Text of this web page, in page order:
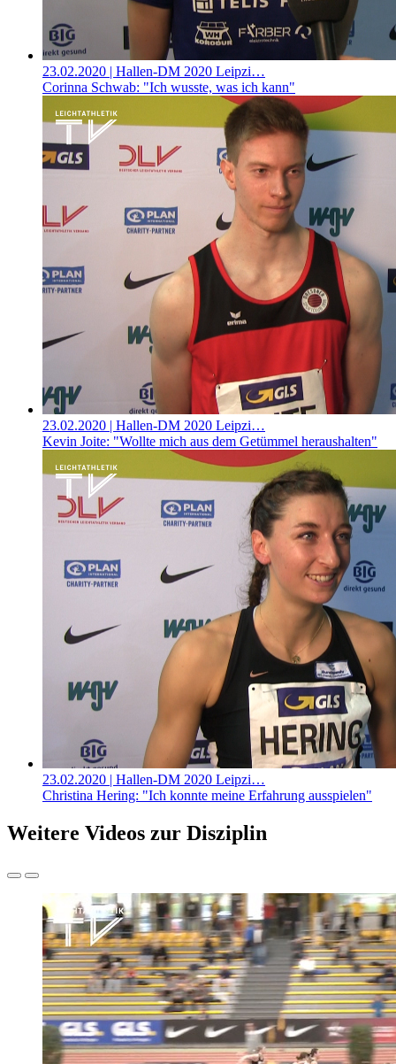
23.02.2020 | Hallen-DM 2020 Leipzi…
Corinna Schwab: "Ich wusste, was ich kann"
23.02.2020 | Hallen-DM 2020 Leipzi…
Kevin Joite: "Wollte mich aus dem Getümmel heraushalten"
23.02.2020 | Hallen-DM 2020 Leipzi…
Christina Hering: "Ich konnte meine Erfahrung ausspielen"
Weitere Videos zur Disziplin